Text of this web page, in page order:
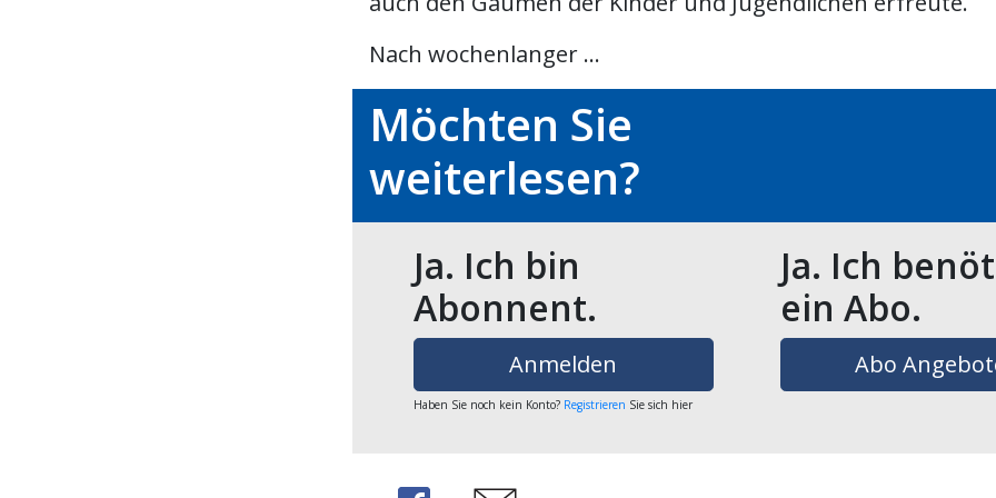
Nach wochenlanger ...
Möchten Sie
weiterlesen?
Ja. Ich bin
Abonnent.
Anmelden
Haben Sie noch kein Konto?Registrieren Sie sich hier
Ja. Ich
ein Abo.
Abo